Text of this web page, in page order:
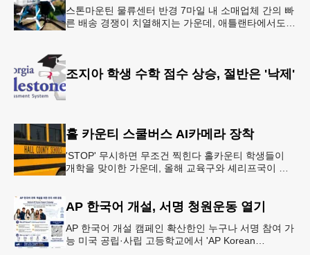
스톤마운틴 물류센터 반경 7마일 내 소매업체 간의 빠
른 배송 경쟁이 치열해지는 가운데, 애틀랜타에서도
조지아 학생 수학 점수 상승, 절반은 '낙제'
홀 카운티 스쿨버스 AI카메라 장착
'STOP' 무시하면 무조건 찍힌다 홀카운티 학생들이
개학을 맞이한 가운데, 올해 교육구와 셰리프국이 학
AP 한국어 개설, 서명 청원운동 열기
AP 한국어 개설 캠페인 확산한인 누구나 서명 참여 가
능 미국 공립·사립 고등학교에서 'AP Korean